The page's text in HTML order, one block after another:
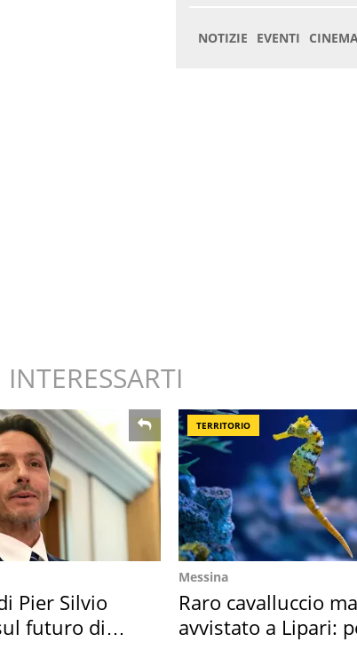
Pier Silvio
futuro di
TERRITORIO
Messina
Raro cavalluccio
avvistato a Lipari: